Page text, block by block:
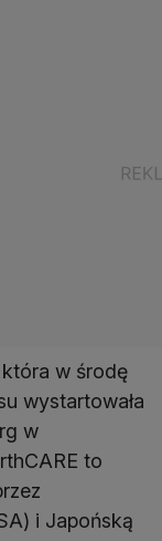
w środę
wystartowała
w
to
i Japońską